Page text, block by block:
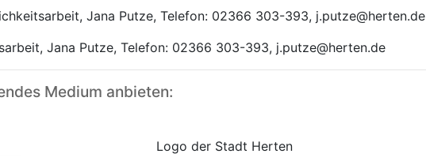
Jana Putze, Telefon: 02366 303-393, j.putze@herten.de
Jana Putze, Telefon: 02366 303-393, j.putze@herten.de
Medium anbieten:
Logo der Stadt Herten